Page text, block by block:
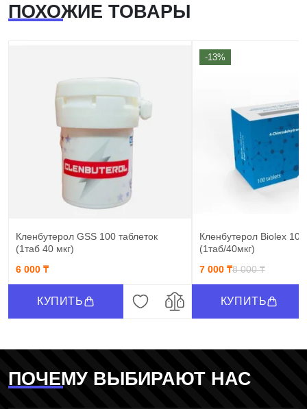
ПОХОЖИЕ ТОВАРЫ
Кленбутерол GSS 100 таблеток
(1таб 40 мкг)
6 000 ₸
КУПИТЬ
-13%
Кленбутерол Biolex 100
(1таб/40мкг)
7 000 ₸8 000 ₸
КУПИТЬ
ПОЧЕМУ ВЫБИРАЮТ НАС